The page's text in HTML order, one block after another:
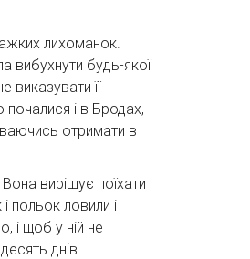
лихоманок.
вибухнути будь-якої
виказувати її
почалися і в Бродах,
отримати в
вирішує поїхати
польок ловили і
і щоб у ній не
днів